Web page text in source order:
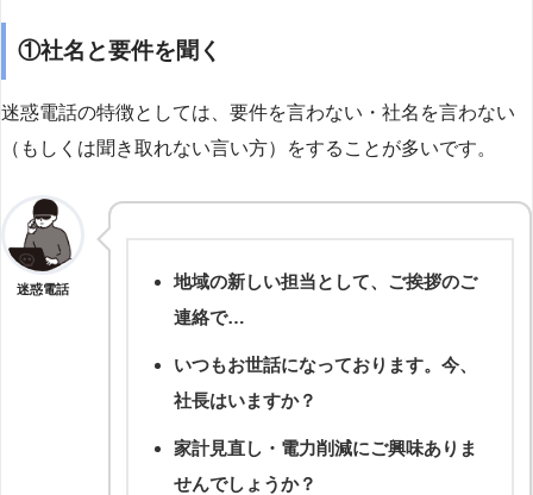
①社名と要件を聞く
迷惑電話の特徴としては、要件を言わない・社名を言わない
（もしくは聞き取れない言い方）をすることが多いです。
迷惑電話
地域の新しい担当として、ご挨拶のご
連絡で…
いつもお世話になっております。今、
社長はいますか？
家計見直し・電力削減にご興味ありま
せんでしょうか？